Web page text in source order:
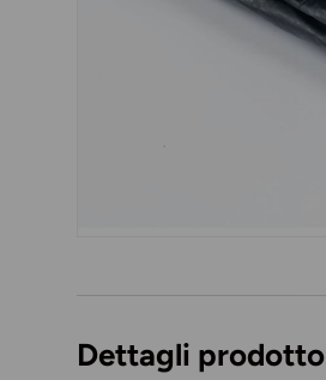
Dettagli prodotto